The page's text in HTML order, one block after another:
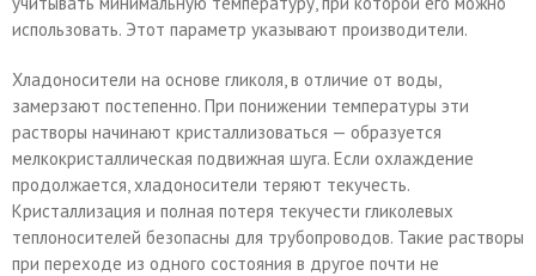
использовать. Этот параметр указывают производители.
Хладоносители на основе гликоля, в отличие от воды,
замерзают постепенно. При понижении температуры эти
растворы начинают кристаллизоваться — образуется
мелкокристаллическая подвижная шуга. Если охлаждение
продолжается, хладоносители теряют текучесть.
Кристаллизация и полная потеря текучести гликолевых
теплоносителей безопасны для трубопроводов. Такие растворы
при переходе из одного состояния в другое почти не